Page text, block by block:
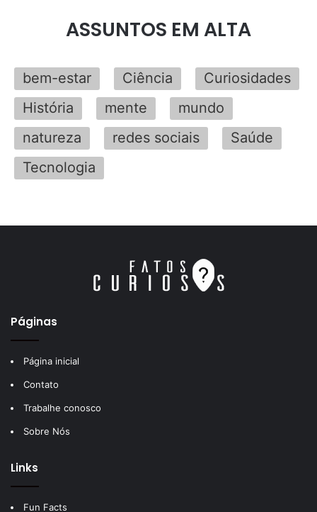
ASSUNTOS EM ALTA
bem-estar Ciência
Curiosidades
História
mente
mundo
natureza
redes sociais
Saúde
Tecnologia
Páginas
Página inicial
Contato
Trabalhe conosco
Sobre Nós
Links
Fun Facts